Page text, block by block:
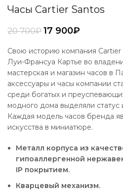
Часы Cartier Santos
20 700₽ 17 900₽
Свою историю компания Cartier
Луи-Франсуа Картье во
мастерская и магазин часов в
аксессуары и часы компании
среди богатых и
модного дома выделяли статус
Каждая модель часов бренда
искусства в миниатюре.
Металл корпуса из
гипоаллергенной
IP покрытием.
Кварцевый механизм.